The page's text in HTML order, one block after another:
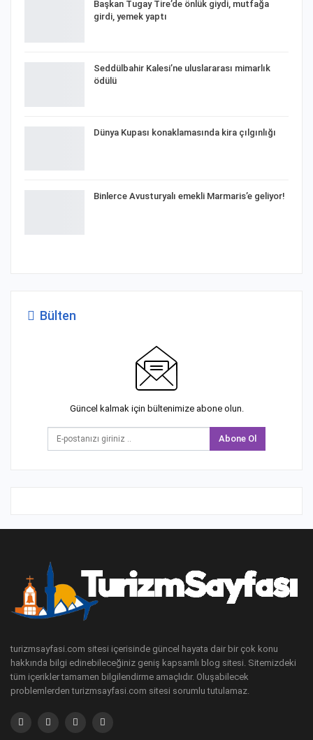
Başkan Tugay Tire’de önlük giydi, mutfağa
girdi, yemek yaptı
Seddülbahir Kalesi’ne uluslararası mimarlık
ödülü
Dünya Kupası konaklamasında kira çılgınlığı
Binlerce Avusturyalı emekli Marmaris’e geliyor!
Bülten
Güncel kalmak için bültenimize abone olun.
Abone Ol
turizmsayfasi.com sitesi içerisinde güncel hayata dair bir çok konu
hakkında bilgi edinebileceğiniz geniş kapsamlı blog sitesi. Sitemizdeki
tüm içerikler tamamen bilgilendirme amaçlıdır. Oluşabilecek
problemlerden turizmsayfasi.com sitesi sorumlu tutulamaz.